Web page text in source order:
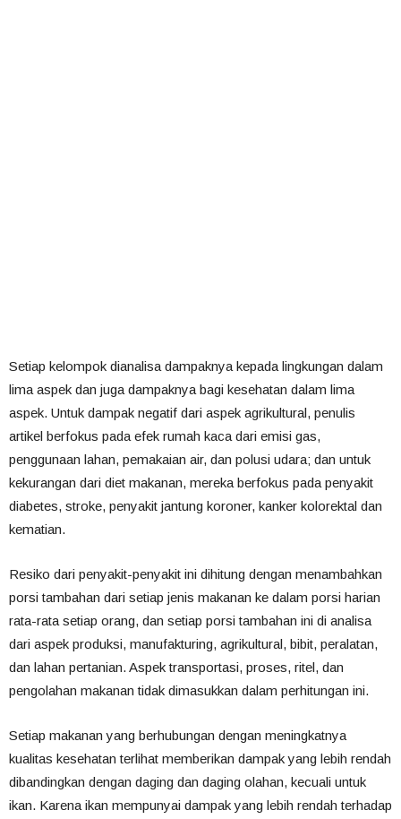
Setiap kelompok dianalisa dampaknya kepada lingkungan dalam
lima aspek dan juga dampaknya bagi kesehatan dalam lima
aspek. Untuk dampak negatif dari aspek agrikultural, penulis
artikel berfokus pada efek rumah kaca dari emisi gas,
penggunaan lahan, pemakaian air, dan polusi udara; dan untuk
kekurangan dari diet makanan, mereka berfokus pada penyakit
diabetes, stroke, penyakit jantung koroner, kanker kolorektal dan
kematian.
Resiko dari penyakit-penyakit ini dihitung dengan menambahkan
porsi tambahan dari setiap jenis makanan ke dalam porsi harian
rata-rata setiap orang, dan setiap porsi tambahan ini di analisa
dari aspek produksi, manufakturing, agrikultural, bibit, peralatan,
dan lahan pertanian. Aspek transportasi, proses, ritel, dan
pengolahan makanan tidak dimasukkan dalam perhitungan ini.
Setiap makanan yang berhubungan dengan meningkatnya
kualitas kesehatan terlihat memberikan dampak yang lebih rendah
dibandingkan dengan daging dan daging olahan, kecuali untuk
ikan. Karena ikan mempunyai dampak yang lebih rendah terhadap